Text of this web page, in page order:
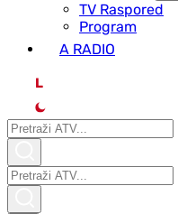
ТV Raspored
Program
A RADIO
L